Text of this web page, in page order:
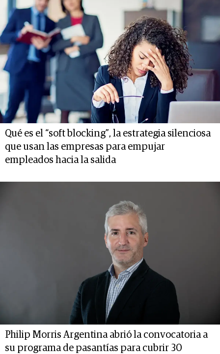
Qué es el “soft blocking”, la estrategia silenciosa
que usan las empresas para empujar
empleados hacia la salida
Philip Morris Argentina abrió la convocatoria a
su programa de pasantías para cubrir 30